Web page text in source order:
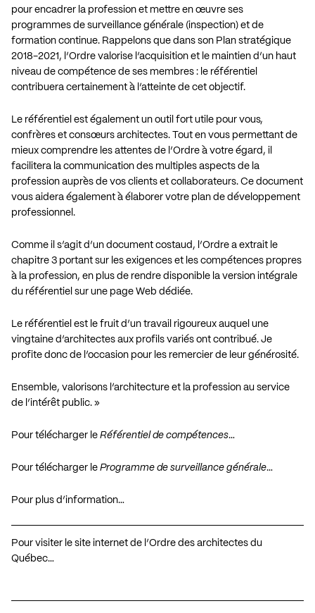
pour encadrer la profession et mettre en œuvre ses
programmes de surveillance générale (inspection) et de
formation continue. Rappelons que dans son Plan stratégique
2018-2021 , l’Ordre valorise l’acquisition et le maintien d’un haut
niveau de compétence de ses membres : le référentiel
contribuera certainement à l’atteinte de cet objectif.
Le référentiel est également un outil fort utile pour vous,
confrères et consœurs architectes. Tout en vous permettant de
mieux comprendre les attentes de l’Ordre à votre égard, il
facilitera la communication des multiples aspects de la
profession auprès de vos clients et collaborateurs. Ce document
vous aidera également à élaborer votre plan de développement
professionnel.
Comme il s’agit d’un document costaud, l’Ordre a extrait le
chapitre 3 portant sur les exigences et les compétences propres
à la profession, en plus de rendre disponible la version intégrale
du référentiel sur une page Web dédiée.
Le référentiel est le fruit d’un travail rigoureux auquel une
vingtaine d’architectes aux profils variés ont contribué. Je
profite donc de l’occasion pour les remercier de leur générosité.
Ensemble, valorisons l’architecture et la profession au service
de l’intérêt public. »
Pour télécharger le Référentiel de compétences…
Pour télécharger le Programme de surveillance générale…
Pour plus d’information…
Pour visiter le site internet de l’Ordre des architectes du
Québec…